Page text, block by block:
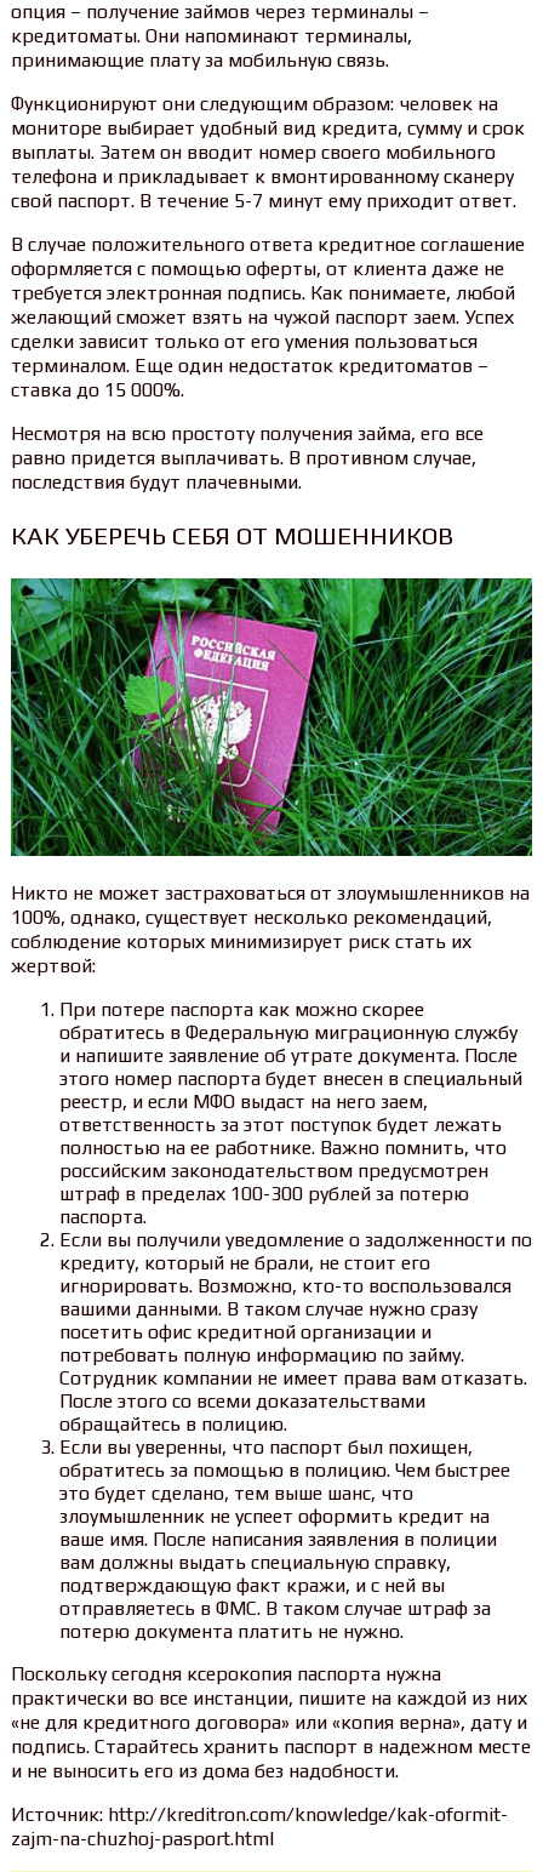
опция – получение займов через терминалы –
кредитоматы. Они напоминают терминалы,
принимающие плату за мобильную связь.
Функционируют они следующим образом: человек на
мониторе выбирает удобный вид кредита, сумму и срок
выплаты. Затем он вводит номер своего мобильного
телефона и прикладывает к вмонтированному сканеру
свой паспорт. В течение 5-7 минут ему приходит ответ.
В случае положительного ответа кредитное соглашение
оформляется с помощью оферты, от клиента даже не
требуется электронная подпись. Как понимаете, любой
желающий сможет взять на чужой паспорт заем. Успех
сделки зависит только от его умения пользоваться
терминалом. Еще один недостаток кредитоматов –
ставка до 15 000%.
Несмотря на всю простоту получения займа, его все
равно придется выплачивать. В противном случае,
последствия будут плачевными.
КАК УБЕРЕЧЬ СЕБЯ ОТ МОШЕННИКОВ
Никто не может застраховаться от злоумышленников на
100%, однако, существует несколько рекомендаций,
соблюдение которых минимизирует риск стать их
жертвой:
При потере паспорта как можно скорее
обратитесь в Федеральную миграционную службу
и напишите заявление об утрате документа. После
этого номер паспорта будет внесен в специальный
реестр, и если МФО выдаст на него заем,
ответственность за этот поступок будет лежать
полностью на ее работнике. Важно помнить, что
российским законодательством предусмотрен
штраф в пределах 100-300 рублей за потерю
паспорта.
Если вы получили уведомление о задолженности по
кредиту, который не брали, не стоит его
игнорировать. Возможно, кто-то воспользовался
вашими данными. В таком случае нужно сразу
посетить офис кредитной организации и
потребовать полную информацию по займу.
Сотрудник компании не имеет права вам отказать.
После этого со всеми доказательствами
обращайтесь в полицию.
Если вы уверенны, что паспорт был похищен,
обратитесь за помощью в полицию. Чем быстрее
это будет сделано, тем выше шанс, что
злоумышленник не успеет оформить кредит на
ваше имя. После написания заявления в полиции
вам должны выдать специальную справку,
подтверждающую факт кражи, и с ней вы
отправляетесь в ФМС. В таком случае штраф за
потерю документа платить не нужно.
Поскольку сегодня ксерокопия паспорта нужна
практически во все инстанции, пишите на каждой из них
«не для кредитного договора» или «копия верна», дату и
подпись. Старайтесь хранить паспорт в надежном месте
и не выносить его из дома без надобности.
Источник: http://kreditron.com/knowledge/kak-oformit-
zajm-na-chuzhoj-pasport.html